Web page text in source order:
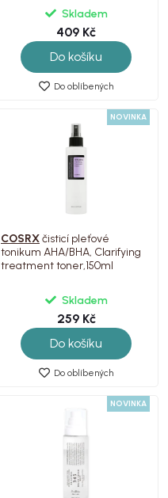
Skladem
409 Kč
Do košíku
Do oblíbených
NOVINKA
COSRXčisticí pleťové
tonikum AHA/BHA, Clarifying
treatment toner,150ml
Skladem
259 Kč
Do košíku
Do oblíbených
NOVINKA